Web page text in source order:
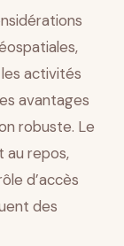
activités
avantages
robuste. Le
au repos,
d’accès
des